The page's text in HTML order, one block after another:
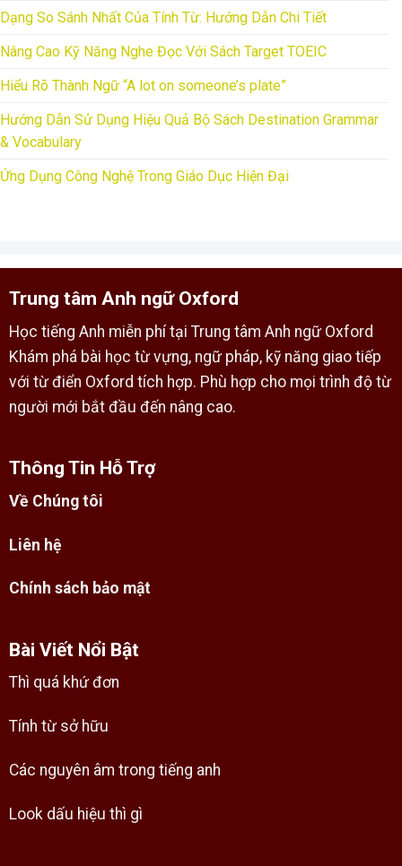
Dạng So Sánh Nhất Của Tính Từ: Hướng Dẫn Chi Tiết
Nâng Cao Kỹ Năng Nghe Đọc Với Sách Target TOEIC
Hiểu Rõ Thành Ngữ “A lot on someone’s plate”
Hướng Dẫn Sử Dụng Hiệu Quả Bộ Sách Destination Grammar
& Vocabulary
Ứng Dụng Công Nghệ Trong Giáo Dục Hiện Đại
Trung tâm Anh ngữ Oxford
Học tiếng Anh miễn phí tại Trung tâm Anh ngữ Oxford
Khám phá bài học từ vựng, ngữ pháp, kỹ năng giao tiếp
với từ điển Oxford tích hợp. Phù hợp cho mọi trình độ từ
người mới bắt đầu đến nâng cao.
Thông Tin Hỗ Trợ
Về Chúng tôi
Liên hệ
Chính sách bảo mật
Bài Viết Nổi Bật
Thì quá khứ đơn
Tính từ sở hữu
Các nguyên âm trong tiếng anh
Look dấu hiệu thì gì